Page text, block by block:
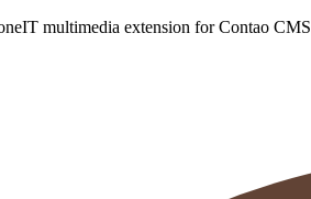
multimedia extension for Contao CMS